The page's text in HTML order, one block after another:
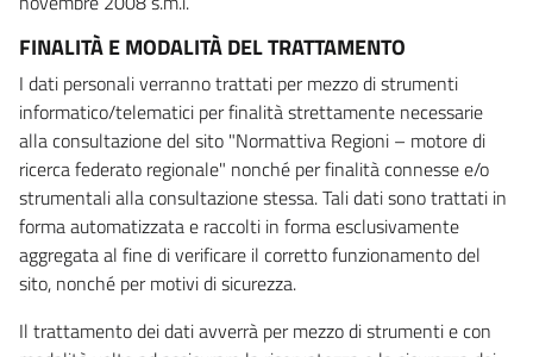
FINALITÀ E MODALITÀ DEL TRATTAMENTO
I dati personali verranno trattati per mezzo di strumenti
informatico/telematici per finalità strettamente necessarie
alla consultazione del sito "Normattiva Regioni – motore di
ricerca federato regionale" nonché per finalità connesse e/o
strumentali alla consultazione stessa. Tali dati sono trattati in
forma automatizzata e raccolti in forma esclusivamente
aggregata al fine di verificare il corretto funzionamento del
sito, nonché per motivi di sicurezza.
Il trattamento dei dati avverrà per mezzo di strumenti e con